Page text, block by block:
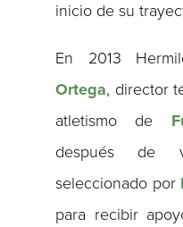
inicio de su
En 2013
Ortega, director
atletismo de
después de
seleccionado por
para recibir